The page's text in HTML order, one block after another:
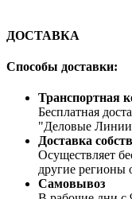
ДОСТАВКА
Способы доставки:
Транспортная
Бесплатная
"Деловые
Доставка
Осуществляет
другие регионы
Самовывоз